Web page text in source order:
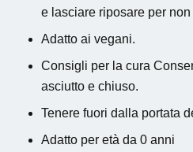
e lasciare riposare per
Adatto ai vegani.
Consigli per la cura
asciutto e chiuso.
Tenere fuori dalla portata
Adatto per età da 0 anni